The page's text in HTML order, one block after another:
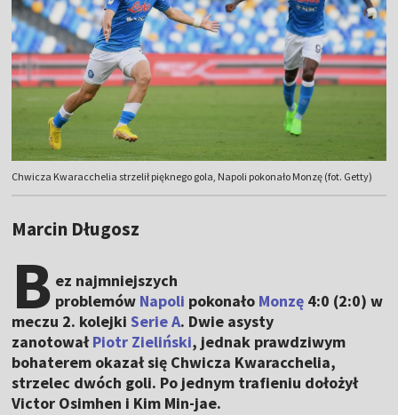
Chwicza Kwaracchelia strzelił pięknego gola, Napoli pokonało Monzę (fot. Getty)
Marcin Długosz
B ez najmniejszych
problemów Napoli pokonało Monzę 4:0 (2:0) w
meczu 2. kolejkiSerie A. Dwie asysty
zanotowałPiotr Zieliński, jednak prawdziwym
bohaterem okazał się Chwicza Kwaracchelia,
strzelec dwóch goli. Po jednym trafieniu dołożył
Victor Osimhen i Kim Min-jae.